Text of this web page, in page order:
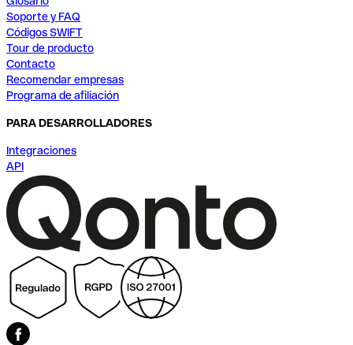
Soporte y FAQ
Códigos SWIFT
Tour de producto
Contacto
Recomendar empresas
Programa de afiliación
PARA DESARROLLADORES
Integraciones
API